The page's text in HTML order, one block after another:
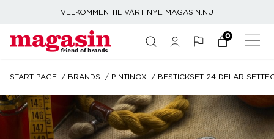
VELKOMMEN TIL VÅRT NYE MAGASIN.NU
0
START PAGE BRANDS PINTINOX BESTICKSET 24 DELAR